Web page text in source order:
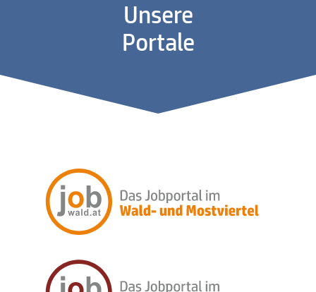
Unsere
Portale